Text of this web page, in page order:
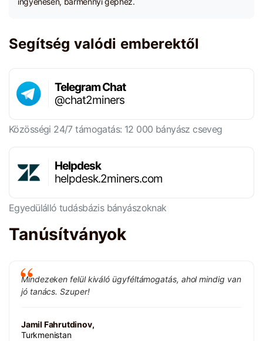
Segítség valódi emberektől
Telegram Chat
@chat2miners
Közösségi 24/7 támogatás: 12 000 bányász cseveg
Helpdesk
helpdesk.2miners.com
Egyedülálló tudásbázis bányászoknak
Tanúsítványok
Mindezeken felül kiváló ügyféltámogatás, ahol mindig van
jó tanács. Szuper!
Jamil Fahrutdinov,
Turkmenistan